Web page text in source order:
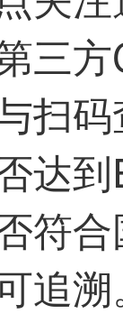
三
扫
达
符
追